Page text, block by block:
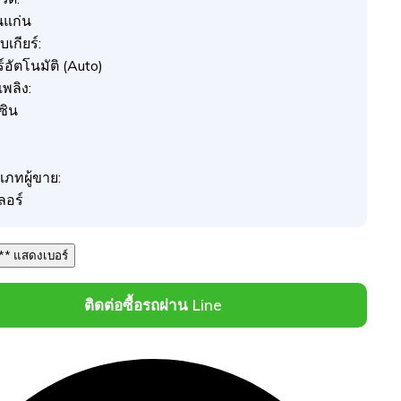
ก่น
เกียร์:
อัตโนมัติ (Auto)
พลิง:
น
ภทผู้ขาย:
อร์
086 *** *** แสดงเบอร์
ติดต่อซื้อรถผ่าน Line